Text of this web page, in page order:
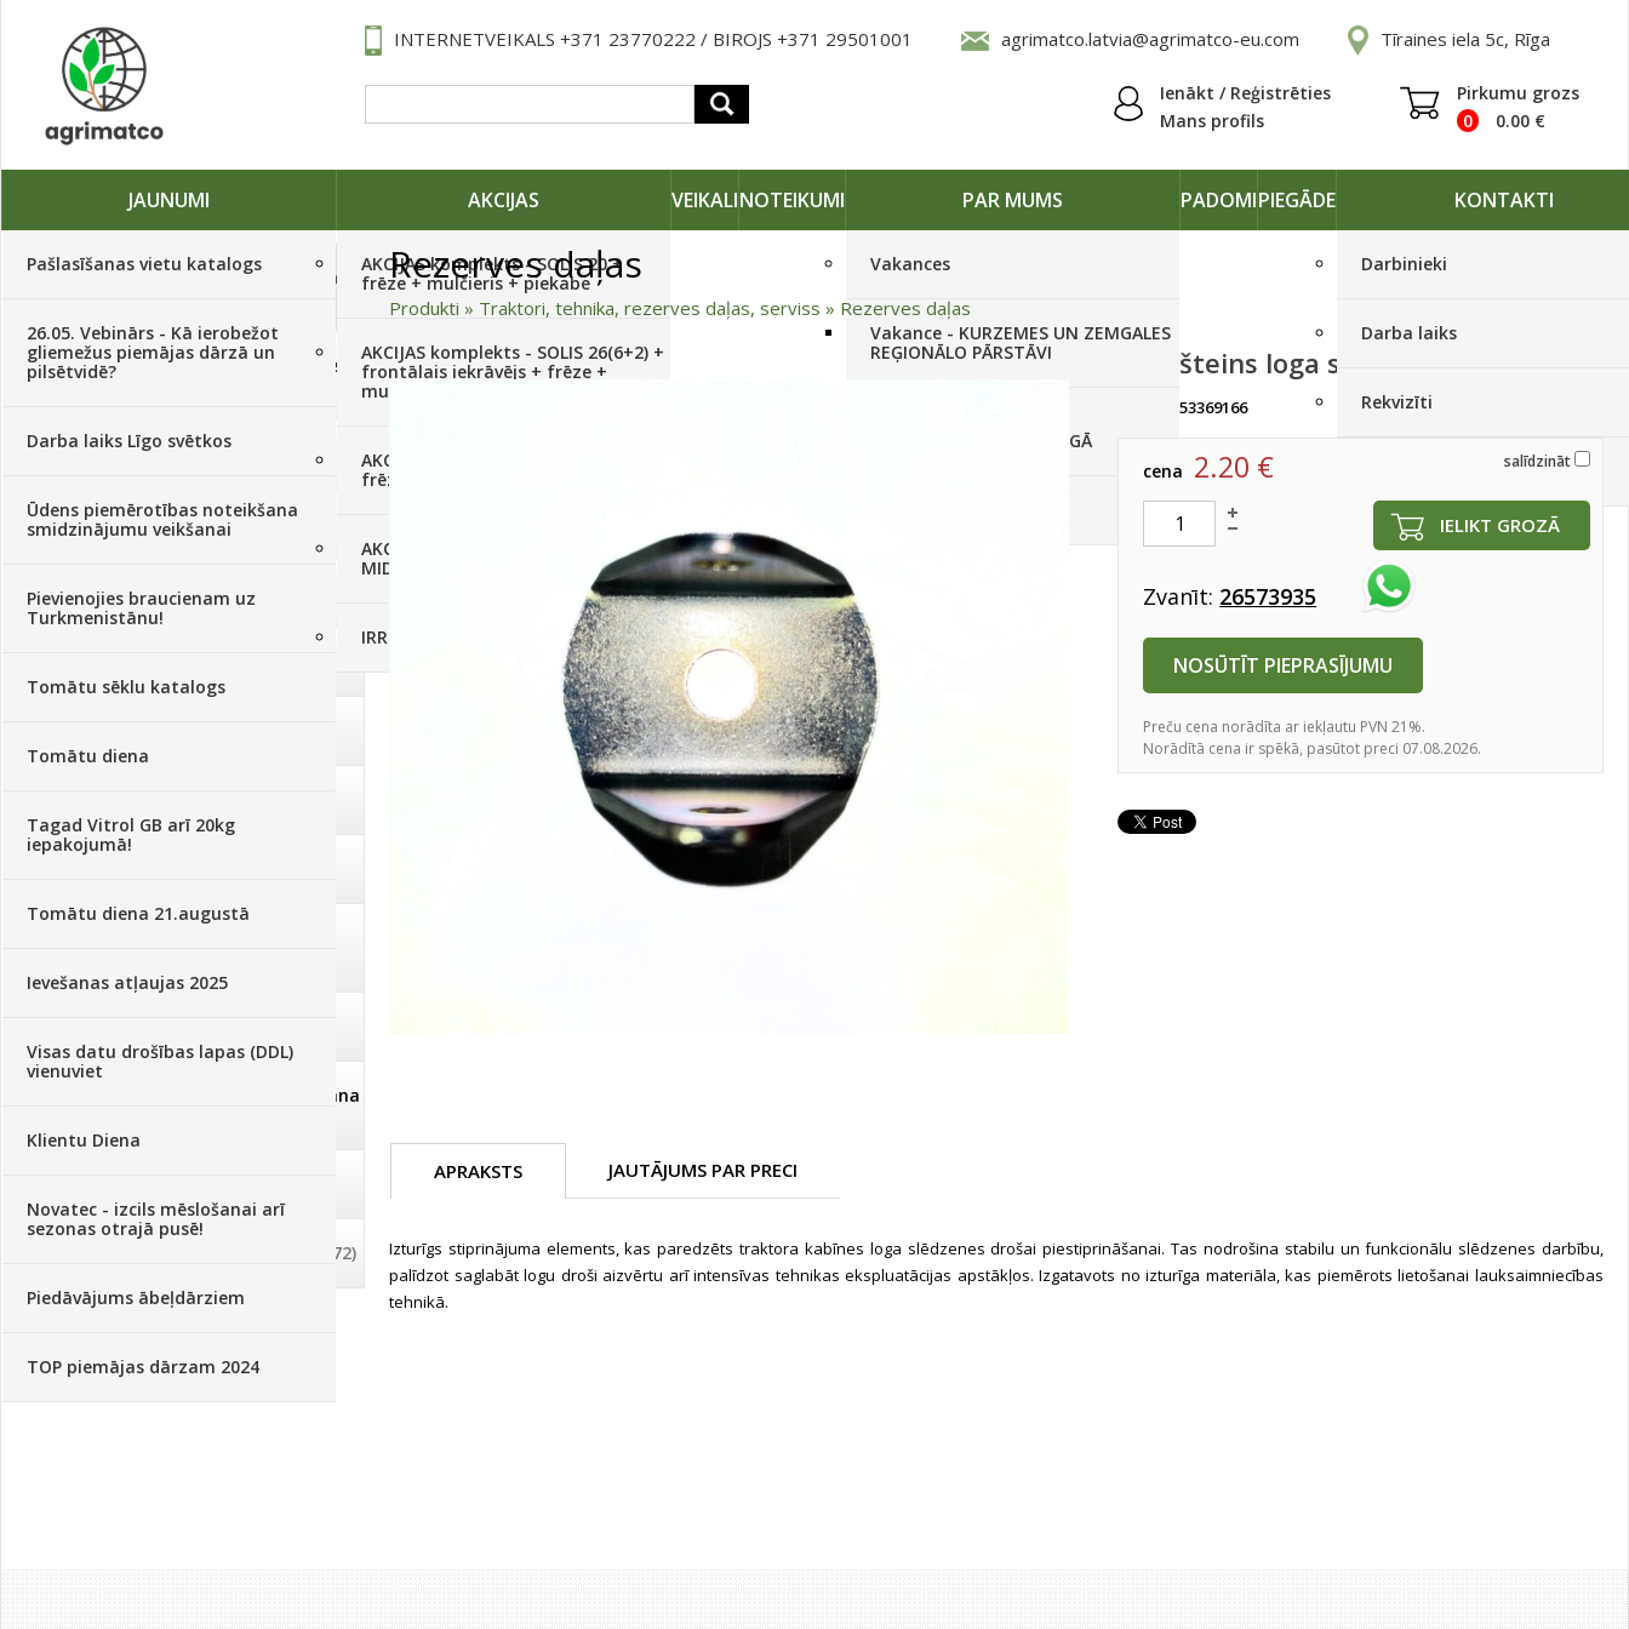
INTERNETVEIKALS +371 23770222 / BIROJS +371 29501001 agrimatco.latvia@agrimatco-eu.com Tīraines iela 5c, Rīga
Ienākt / Reģistrēties
Mans profils
Pirkumu grozs
0
0.00 €
JAUNUMI
Pašlasīšanas vietu katalogs
26.05. Vebinārs - Kā ierobežot
gliemežus piemājas dārzā un
pilsētvidē?
Darba laiks Līgo svētkos
Ūdens piemērotības noteikšana
smidzinājumu veikšanai
Pievienojies braucienam uz
Turkmenistānu!
Tomātu sēklu katalogs
Tomātu diena
Tagad Vitrol GB arī 20kg
iepakojumā!
Tomātu diena 21.augustā
Ievešanas atļaujas 2025
Visas datu drošības lapas (DDL)
vienuviet
Klientu Diena
Novatec - izcils mēslošanai arī
sezonas otrajā pusē!
Piedāvājums ābeļdārziem
TOP piemājas dārzam 2024
AKCIJAS
AKCIJAS komplekts - SOLIS 20 +
frēze + mulčieris + piekabe
AKCIJAS komplekts - SOLIS 26(6+2) +
frontālais iekrāvējs + frēze +
mulčieris + piekabe
AKCIJAS komplekts - SOLIS 26 HST +
frēze + mulčieris
AKCIJAS komplekts - SOLIS 26 HST +
MID MOWER + piekabe
IRRITEC Pilienlaistīšanas komplekti
VEIKALINOTEIKUMI PAR MUMS
Vakances
Vakance - KURZEMES UN ZEMGALES
REĢIONĀLO PĀRSTĀVI
STRĀDNIEKU VEIKALĀ RĪGĀ
PADOMIPIEGĀDE KONTAKTI
Darbinieki
Darba laiks
Rekvizīti
Traktori, tehnika, rezerves daļas,
Sēklas, sīpoli, ķiploki, sīpolpuķes,
kartupeļi
Augu aizsardzība(366)
Mēslojumi(495)
Augsne, kūdra, mulča
Dezinfekcija, tīrīšana, mazgāšana
(72)
Rezerves daļas
Produkti » Traktori, tehnika, rezerves daļas, serviss » Rezerves daļas
Kronšteins loga slēdzenei
artikuls:53369166
salīdzināt
cena 2.20 €
IELIKT GROZĀ
Zvanīt: 26573935
NOSŪTĪT PIEPRASĪJUMU
Preču cena norādīta ar iekļautu PVN 21%.
Norādītā cena ir spēkā, pasūtot preci 07.08.2026.
APRAKSTS JAUTĀJUMS PAR PRECI
Izturīgs stiprinājuma elements, kas paredzēts traktora kabīnes loga slēdzenes drošai piestiprināšanai. Tas nodrošina stabilu un funkcionālu slēdzenes darbību,
palīdzot saglabāt logu droši aizvērtu arī intensīvas tehnikas ekspluatācijas apstākļos. Izgatavots no izturīga materiāla, kas piemērots lietošanai lauksaimniecības
tehnikā.